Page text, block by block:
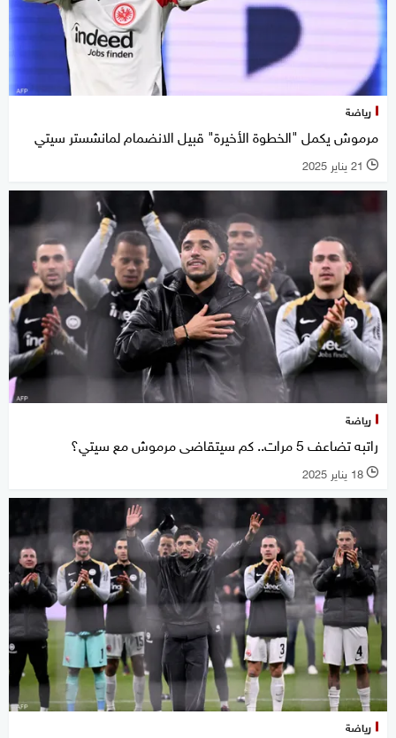
رياضة
مرموش يكمل "الخطوة الأخيرة" قبيل الانضمام لمانشستر سيتي
l 21 يناير 2025
رياضة
راتبه تضاعف 5 مرات.. كم سيتقاضى مرموش مع سيتي؟
l 18 يناير 2025
رياضة